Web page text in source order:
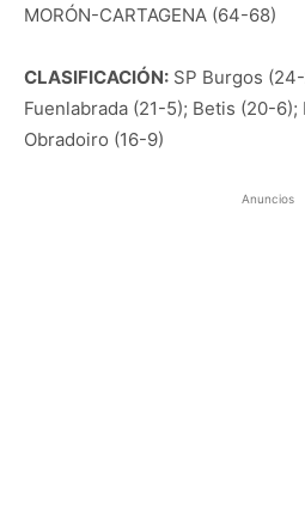
MORÓN-CARTAGENA (64-68)
CLASIFICACIÓN: SP Burgos
Fuenlabrada (21-5); Betis (20-6);
Obradoiro (16-9)
Anuncios